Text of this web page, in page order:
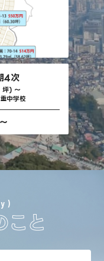
4次
坪) ～
中学校
こと